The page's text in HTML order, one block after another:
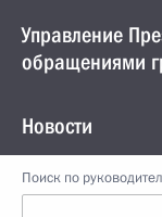
Управление
обращениями
Новости
Поиск по